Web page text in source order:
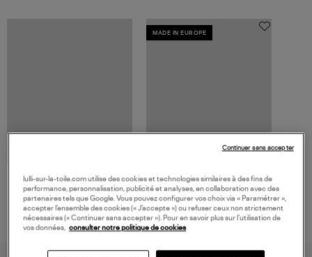
MADE IN EUROPE
52,00 €
BAOBAB COLLECTION
Bougie My First Baobab Cities
Ocean Drive
lulli-sur-la-toile.com utilise des cookies et technologies similaires à des fins de
performance, personnalisation, publicité et analyses, en collaboration avec des
partenaires tels que Google. Vous pouvez configurer vos choix via « Paramétrer »,
accepter l’ensemble des cookies (« J’accepte ») ou refuser ceux non strictement
nécessaires (« Continuer sans accepter »). Pour en savoir plus sur l’utilisation de
vos données,
consulter notre politique de cookies
Continuer sans accepter